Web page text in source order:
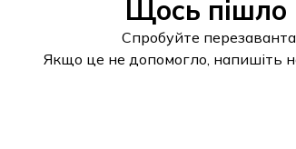
Щось пішло
Спробуйте
Якщо це не допомогло, напишіть